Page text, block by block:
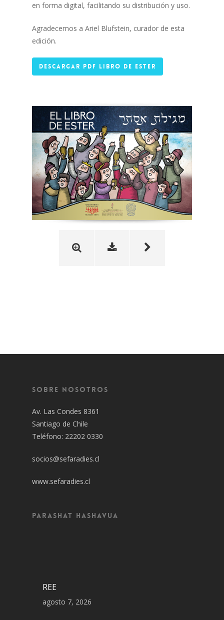
en forma digital, facilitando su distribución y uso.
Agradecemos a Ariel Blufstein, curador de esta
edición.
DESCARGAR PDF LIBRO DE ESTER
Sobre Nosotros
Av. Las Condes 8361
Santiago de Chile
Teléfono: 22202 0330
socios@sefaradies.cl
www.sefaradies.cl
Parashat Hashavua
REE
agosto 7, 2026